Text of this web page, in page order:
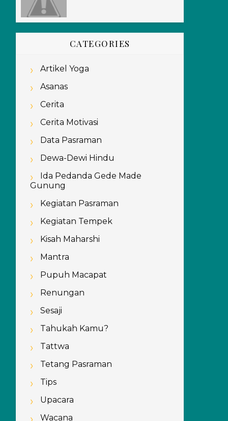
CATEGORIES
Artikel Yoga
Asanas
Cerita
Cerita Motivasi
Data Pasraman
Dewa-Dewi Hindu
Ida Pedanda Gede Made
Gunung
Kegiatan Pasraman
Kegiatan Tempek
Kisah Maharshi
Mantra
Pupuh Macapat
Renungan
Sesaji
Tahukah Kamu?
Tattwa
Tetang Pasraman
Tips
Upacara
Wacana